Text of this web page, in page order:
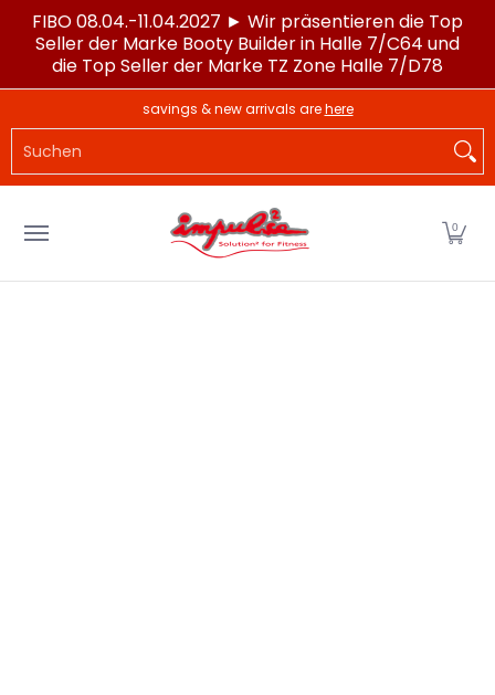
Zum Hauptinhalt springen
FIBO 08.04.-11.04.2027 ► Wir präsentieren die Top
Seller der Marke Booty Builder in Halle 7/C64 und
die Top Seller der Marke TZ Zone Halle 7/D78
LAGERWARE POWERTEC® IMPULSE®
savings & new arrivals arehere
0